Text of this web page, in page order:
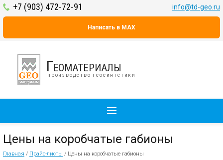
+7 (903) 472-72-91 info@td-geo.ru
Написать в MAX
Геоматериалы
производство геосинтетики
Цены на коробчатые габионы
Главная / Прайс-листы / Цены на коробчатые габионы